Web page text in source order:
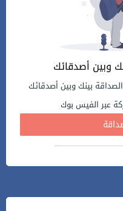
وبين أصدقائك
بينك وبين أصدقائك
عبر الفيس بوك